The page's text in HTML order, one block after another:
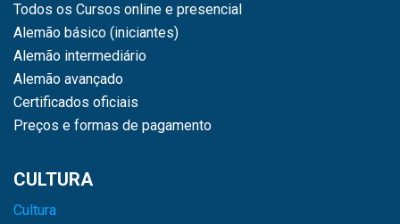
Todos os Cursos online e presencial
Alemão básico (iniciantes)
Alemão intermediário
Alemão avançado
Certificados oficiais
Preços e formas de pagamento
CULTURA
Cultura